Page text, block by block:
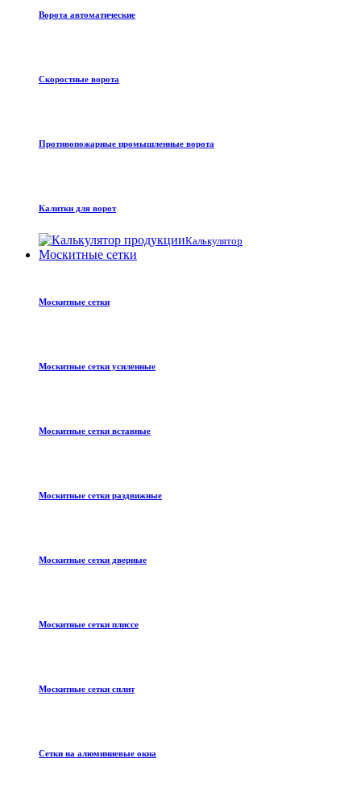
Ворота автоматические
Скоростные ворота
Противопожарные промышленные ворота
Калитки для ворот
Калькулятор
Москитные сетки
Москитные сетки
Москитные сетки усиленные
Москитные сетки вставные
Москитные сетки раздвижные
Москитные сетки дверные
Москитные сетки плиссе
Москитные сетки сплит
Сетки на алюминиевые окна